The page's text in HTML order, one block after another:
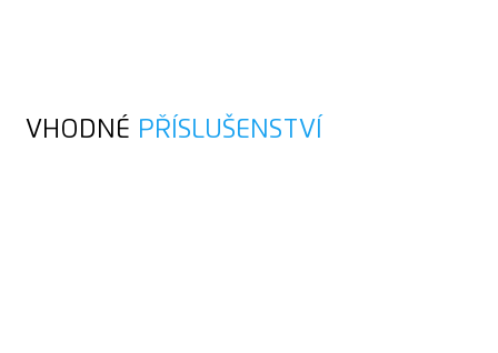
VHODNÉ PŘÍSLUŠENSTVÍ